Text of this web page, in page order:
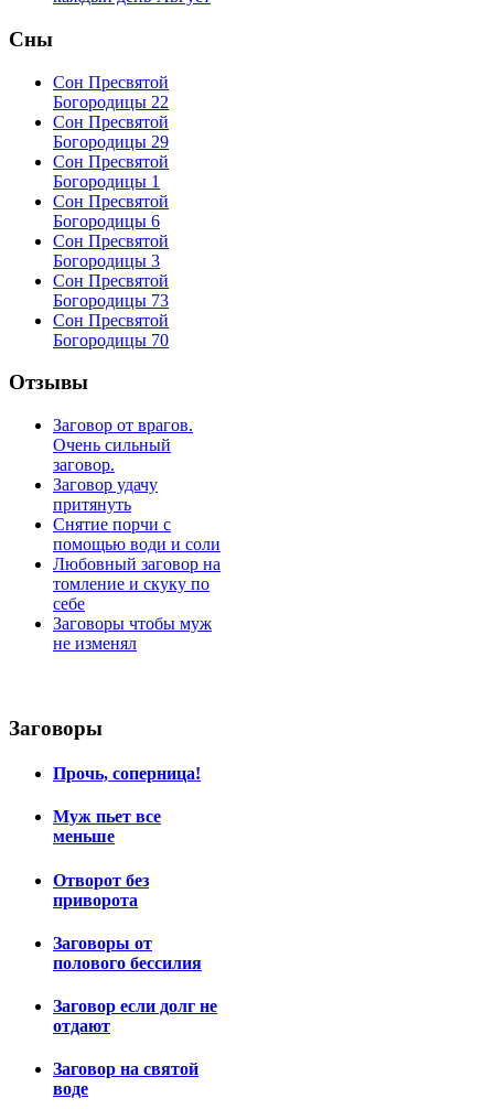
Сны
Сон Пресвятой
Богородицы 22
Сон Пресвятой
Богородицы 29
Сон Пресвятой
Богородицы 1
Сон Пресвятой
Богородицы 6
Сон Пресвятой
Богородицы 3
Сон Пресвятой
Богородицы 73
Сон Пресвятой
Богородицы 70
Отзывы
Заговор от врагов.
Очень сильный
заговор.
Заговор удачу
притянуть
Снятие порчи с
помощью води и соли
Любовный заговор на
томление и скуку по
себе
Заговоры чтобы муж
не изменял
Заговоры
Прочь, соперница!
Муж пьет все
меньше
Отворот без
приворота
Заговоры от
полового бессилия
Заговор если долг не
отдают
Заговор на святой
воде